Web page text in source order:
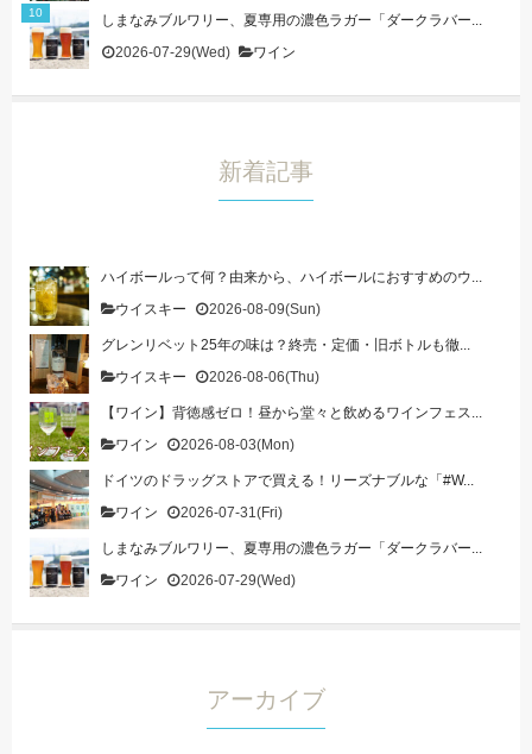
しまなみブルワリー、夏専用の濃色ラガー「ダークラバー...
2026-07-29(Wed)
ワイン
新着記事
ハイボールって何？由来から、ハイボールにおすすめのウ...
ウイスキー
2026-08-09(Sun)
グレンリベット25年の味は？終売・定価・旧ボトルも徹...
ウイスキー
2026-08-06(Thu)
【ワイン】背徳感ゼロ！昼から堂々と飲めるワインフェス...
ワイン
2026-08-03(Mon)
ドイツのドラッグストアで買える！リーズナブルな「#W...
ワイン
2026-07-31(Fri)
しまなみブルワリー、夏専用の濃色ラガー「ダークラバー...
ワイン
2026-07-29(Wed)
アーカイブ